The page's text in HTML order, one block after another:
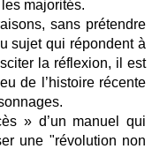
majorités.
sans prétendre
sujet qui répondent à
la réflexion, il est
de l’histoire récente
» d’un manuel qui
une "révolution non